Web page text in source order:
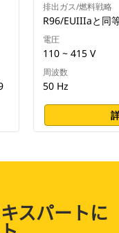
排出ガス/燃料戦略
R96/EUIIIaと同
電圧
110 ~ 415 V
周波数
50 Hz
スパートに